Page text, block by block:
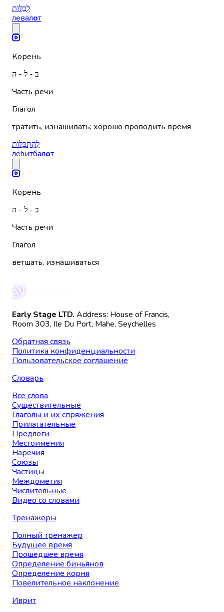
לְבַלּוֹת
левалот
Корень
ב - ל - ה
Часть речи
Глагол
тратить, изнашивать; хорошо проводить время
לְהִתְבַּלּוֹת
леhитбалот
Корень
ב - ל - ה
Часть речи
Глагол
ветшать, изнашиваться
Early Stage LTD. Address: House of Francis,
Room 303, Ile Du Port, Mahe, Seychelles
Обратная связь
Политика конфиденциальности
Пользовательское соглашение
Словарь
Все слова
Существительные
Глаголы и их спряжения
Прилагательные
Предлоги
Местоимения
Наречия
Союзы
Частицы
Междометия
Числительные
Видео со словами
Тренажеры
Полный тренажер
Будущее время
Прошедшее время
Определение биньянов
Определение корня
Повелительное наклонение
Иврит